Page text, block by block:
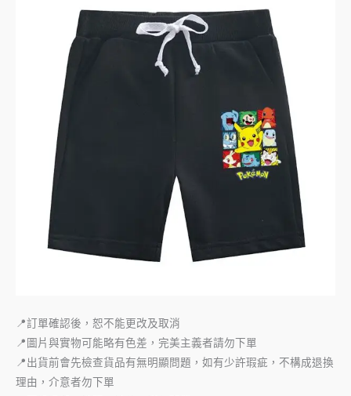
📍訂單確認後，恕不能更改及取消
📍圖片與實物可能略有色差，完美主義者請勿下單
📍出貨前會先檢查貨品有無明顯問題，如有少許瑕疵，不構成退換
理由，介意者勿下單